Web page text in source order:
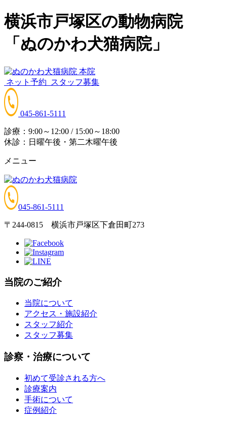
横浜市戸塚区の動物病院
「ぬのかわ犬猫病院」
ネット予約 スタッフ募集
045-861-5111
診療：9:00～12:00 / 15:00～18:00
休診：日曜午後・第二木曜午後
メニュー
045-861-5111
〒244-0815 横浜市戸塚区下倉田町273
当院のご紹介
当院について
アクセス・施設紹介
スタッフ紹介
スタッフ募集
診察・治療について
初めて受診される方へ
診療案内
手術について
症例紹介